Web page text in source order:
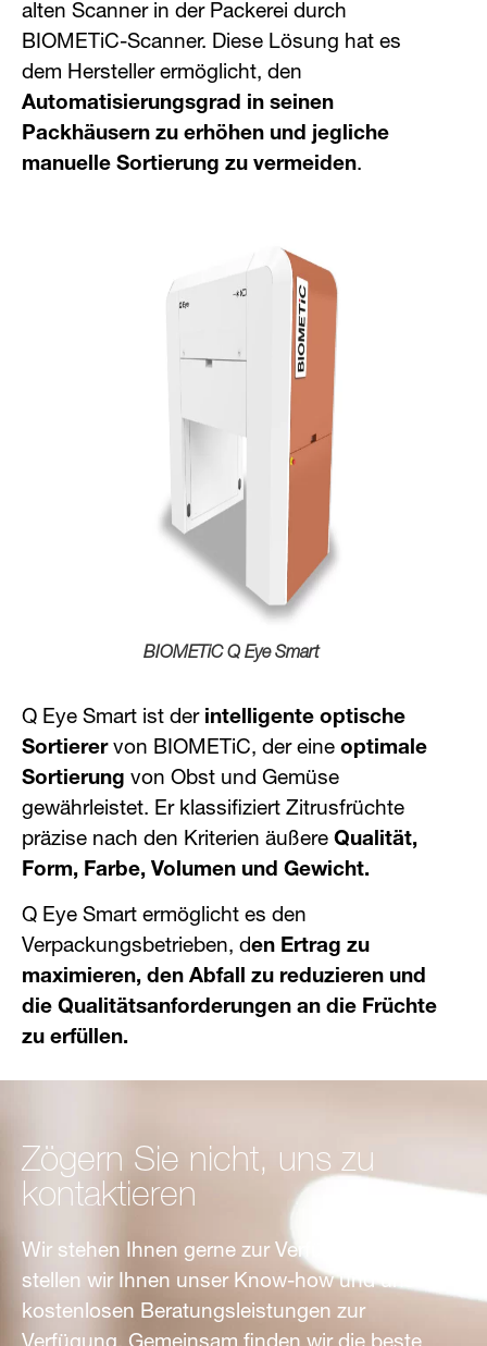
alten Scanner in der Packerei durch
BIOMETiC-Scanner. Diese Lösung hat es
dem Hersteller ermöglicht, den
Automatisierungsgrad in seinen
Packhäusern zu erhöhen und jegliche
manuelle Sortierung zu vermeiden.
BIOMETiC Q Eye Smart
Q Eye Smart ist der intelligente optische
Sortierervon BIOMETiC, der eine optimale
Sortierung von Obst und Gemüse
gewährleistet. Er klassifiziert Zitrusfrüchte
präzise nach den Kriterien äußere Qualität,
Form, Farbe, Volumen und Gewicht.
Q Eye Smart ermöglicht es den
Verpackungsbetrieben, den Ertrag zu
maximieren, den Abfall zu reduzieren und
die Qualitätsanforderungen an die Früchte
zu erfüllen.
Zögern Sie nicht, uns zu
kontaktieren
Wir stehen Ihnen gerne zur Verfügung. Gerne
stellen wir Ihnen unser Know-how und unsere
kostenlosen Beratungsleistungen zur